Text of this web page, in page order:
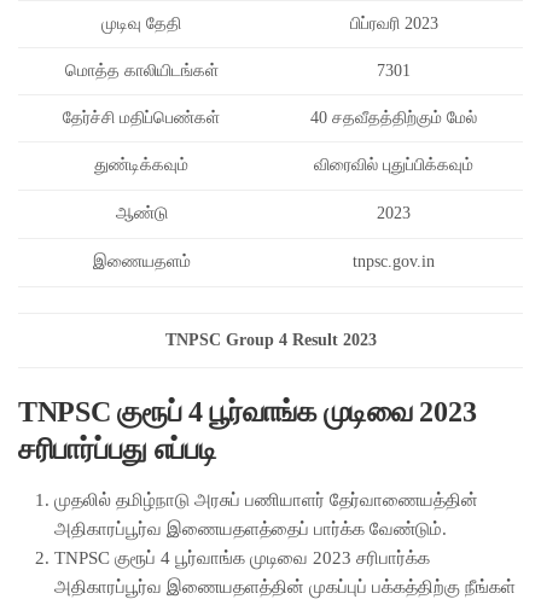
முடிவு தேதி பிப்ரவரி 2023
மொத்த காலியிடங்கள் 7301
தேர்ச்சி மதிப்பெண்கள் 40 சதவீதத்திற்கும் மேல்
துண்டிக்கவும் விரைவில் புதுப்பிக்கவும்
ஆண்டு 2023
இணையதளம் tnpsc.gov.in
TNPSC Group 4 Result 2023
TNPSC குரூப் 4 பூர்வாங்க முடிவை 2023
சரிபார்ப்பது எப்படி
முதலில் தமிழ்நாடு அரசுப் பணியாளர் தேர்வாணையத்தின்
அதிகாரப்பூர்வ இணையதளத்தைப் பார்க்க வேண்டும்.
TNPSC குரூப் 4 பூர்வாங்க முடிவை 2023 சரிபார்க்க
அதிகாரப்பூர்வ இணையதளத்தின் முகப்புப் பக்கத்திற்கு நீங்கள்